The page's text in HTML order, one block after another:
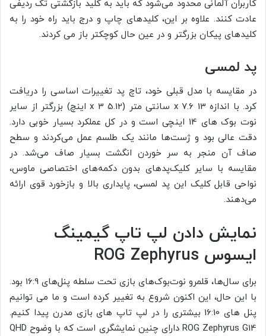
کاربران آلمانی محدود می‌شود که باید به کلید بازگشتی تک ردیفی
عادت کنند. علاوه بر این، کلیدهای چاپ و درج باید راه خود را به
کلیدهای پیکان بزرگتر و در عین حال کوچکتر باز می کردند.
پد لمسی
در مقایسه با مدل قبلی خود، تاچ پد تغییرات اساسی را دریافت
کرد. با اندازه 13 x 7.6 سانتی متر (5.12 x 3 اینچ) بزرگتر از سایر
نوت بوک های 14 اینچی است و در کل عملکرد بسیار خوبی دارد.
دقت عالی بود و ژست‌ها مانند یک طلسم عمل می‌کردند و سطح
صاف آن منجر به سر خوردن انگشت بسیار صاف می‌شد. در
مقایسه با سایر کلیک‌پدهای بدون دکمه‌های اختصاصی ماوس،
نواحی قابل کلیک این پد لمسی، پایداری بالا و بازخورد قوی ارائه
می‌دهند.
نمایش دادن لپ تاپ گیمینگ
ایسوس ROG Zephyrus
برای سال‌ها، قلمرو نوت‌بوک‌های بازی تحت سلطه پنل‌های 16:9 بود.
با این حال، این اکنون شروع به تغییر کرده است و ما می توانیم
پنل های 16:10 بیشتری را در لپ تاپ های بازی مدرن پیدا کنیم.
ROG Zephyrus G14 دارای چنین نمایشگری است که با وضوح QHD